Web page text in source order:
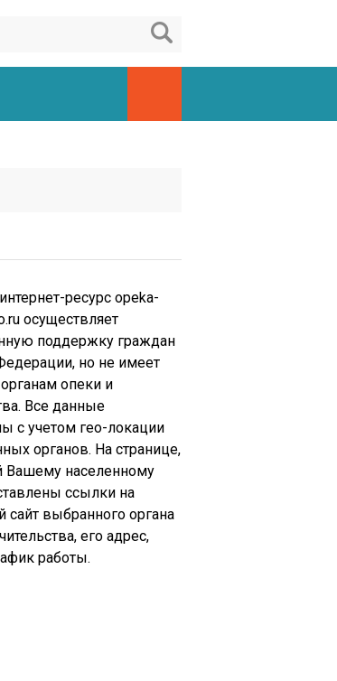
ресурс opeka-
осуществляет
поддержку граждан
но не имеет
опеки и
Все данные
с учетом гео-локации
органов. На странице,
Вашему населенному
ссылки на
выбранного органа
его адрес,
работы.